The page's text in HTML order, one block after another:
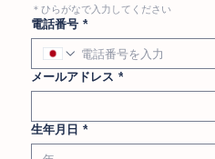
＊ひらがなで入力してください
電話番号 *
メールアドレス *
生年月日 *